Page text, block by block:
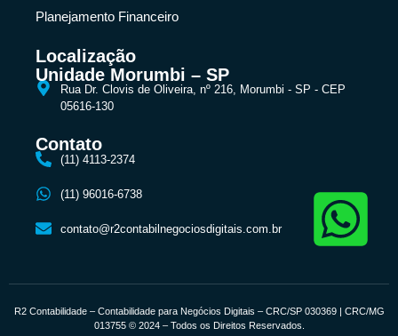
Planejamento Financeiro
Localização
Unidade Morumbi – SP
Rua Dr. Clovis de Oliveira, nº 216, Morumbi - SP - CEP
05616-130
Contato
(11) 4113-2374
(11) 96016-6738
contato@r2contabilnegociosdigitais.com.br
R2 Contabilidade – Contabilidade para Negócios Digitais – CRC/SP 030369 | CRC/MG
013755 © 2024 – Todos os Direitos Reservados.